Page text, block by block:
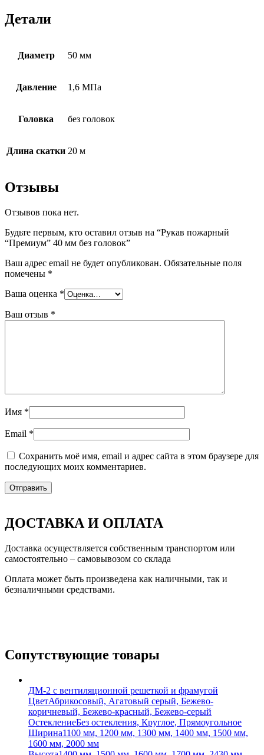
Детали
Диаметр 50 мм
Давление 1,6 МПа
Головка без головок
Длина скатки 20 м
Отзывы
Отзывов пока нет.
Будьте первым, кто оставил отзыв на “Рукав пожарный
“Премиум” 40 мм без головок”
Ваш адрес email не будет опубликован. Обязательные поля
помечены *
Ваша оценка *
Ваш отзыв *
Имя *
Email *
Сохранить моё имя, email и адрес сайта в этом браузере для
последующих моих комментариев.
ДОСТАВКА И ОПЛАТА
Доставка осуществляется собственным транспортом или
самостоятельно – самовывозом со склада
Оплата может быть произведена как наличными, так и
безналичными средствами.
Сопутствующие товары
ДМ-2 с вентиляционной решеткой и фрамугой
ЦветАбрикосовый, Агатовый серый, Бежево-
коричневый, Бежево-красный, Бежево-серый
ОстеклениеБез остекления, Круглое, Прямоугольное
Ширина1100 мм, 1200 мм, 1300 мм, 1400 мм, 1500 мм,
1600 мм, 2000 мм